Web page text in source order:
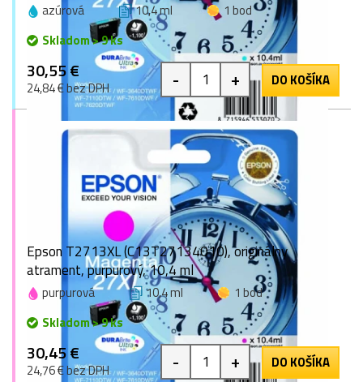
azúrová 10,4 ml
1 bod
Skladom > 9 ks
30,55 €
24,84 € bez DPH - + DO KOŠÍKA
Epson T2713XL (C13T27134010), originálny
atrament, purpurový, 10,4 ml
purpurová 10,4 ml
1 bod
Skladom > 9 ks
30,45 €
24,76 € bez DPH - + DO KOŠÍKA